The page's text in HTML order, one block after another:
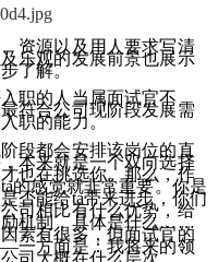
资源以及用人要求写清
乐观的发展前景也展示
了解。
职的人当属面试官不
符合公司现阶段发展需
职的能力。
段都会安排该岗位的直
本来就是一个双向选择
也在挑选你。那么，作
的感觉就非常重要。你是
否能给ta带来进步，你们
司相比有什么优势，给
励机制，具体是什么……
素有很多，但面试官的
一方面是：我将来的领
司大概在什么层次。